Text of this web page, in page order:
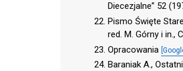
Diecezjalne” 52
Pismo Święte
red. M. Górny i in.,
Opracowania
Baraniak A.,